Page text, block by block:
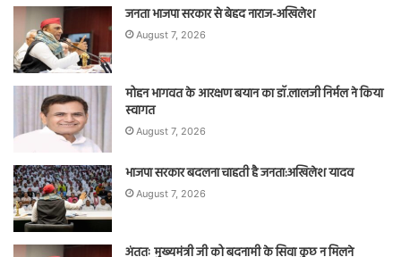
जनता भाजपा सरकार से बेहद नाराज-अखिलेश
August 7, 2026
मोहन भागवत के आरक्षण बयान का डॉ.लालजी निर्मल ने किया
स्वागत
August 7, 2026
भाजपा सरकार बदलना चाहती है जनता:अखिलेश यादव
August 7, 2026
अंततः मुख्यमंत्री जी को बदनामी के सिवा कुछ न मिलने